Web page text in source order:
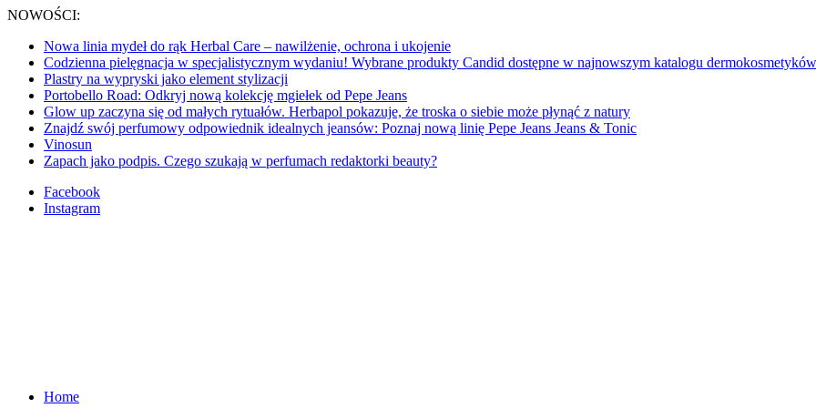
NOWOŚCI:
Nowa linia mydeł do rąk Herbal Care – nawilżenie, ochrona i ukojenie
Codzienna pielęgnacja w specjalistycznym wydaniu! Wybrane produkty Candid dostępne w najnowszym katalogu
Plastry na wypryski jako element stylizacji
Portobello Road: Odkryj nową kolekcję mgiełek od Pepe Jeans
Glow up zaczyna się od małych rytuałów. Herbapol pokazuje, że troska o siebie może płynąć z natury
Znajdź swój perfumowy odpowiednik idealnych jeansów: Poznaj nową linię Pepe Jeans Jeans & Tonic
Vinosun
Zapach jako podpis. Czego szukają w perfumach redaktorki beauty?
Facebook
Instagram
Home